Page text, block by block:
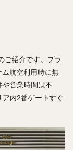
ご紹介です。プラ
航空利用時に無
営業時間は不
内2番ゲートすぐ